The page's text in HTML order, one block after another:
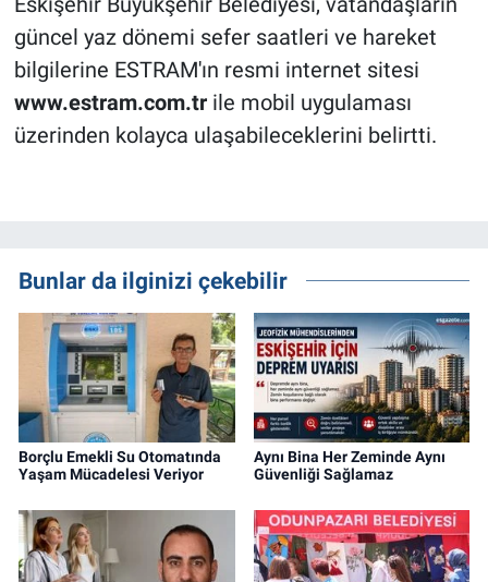
güncel yaz dönemi sefer saatleri ve hareket
bilgilerine ESTRAM'ın resmi internet sitesi
www.estram.com.trile mobil uygulaması
üzerinden kolayca ulaşabileceklerini belirtti.
Bunlar da ilginizi çekebilir
Borçlu Emekli Su Otomatında
Yaşam Mücadelesi Veriyor
Aynı Bina Her Zeminde Aynı
Güvenliği Sağlamaz